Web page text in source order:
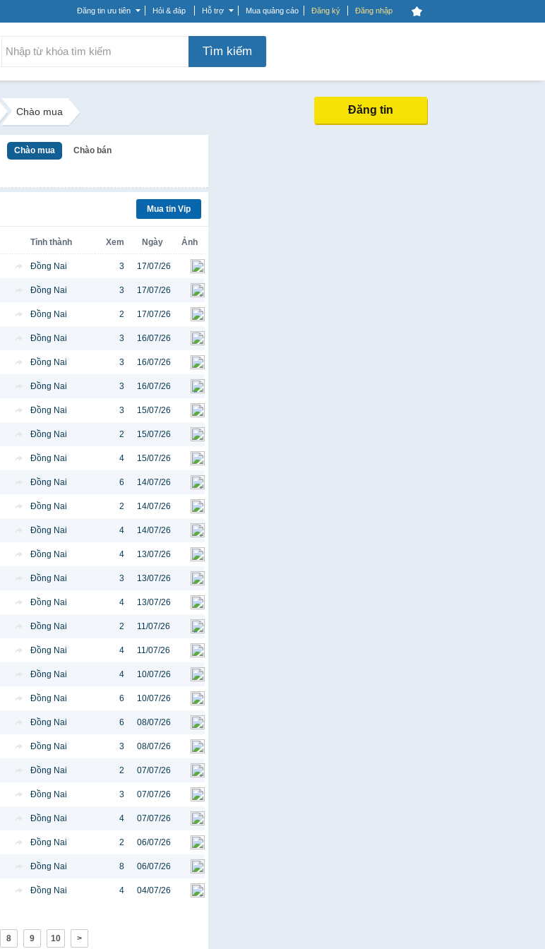
Đăng tin ưu tiên Hỏi & đáp Hỗ trợ Mua quảng cáo Đăng ký Đăng nhập
Tìm kiếm
Chào mua Đăng tin
Chào mua Chào bán
Mua tin Vip
Tỉnh thành Xem Ngày Ảnh
Đồng Nai 3 17/07/26
Đồng Nai 3 17/07/26
Đồng Nai 2 17/07/26
Đồng Nai 3 16/07/26
Đồng Nai 3 16/07/26
Đồng Nai 3 16/07/26
Đồng Nai 3 15/07/26
Đồng Nai 2 15/07/26
Đồng Nai 4 15/07/26
Đồng Nai 6 14/07/26
Đồng Nai 2 14/07/26
Đồng Nai 4 14/07/26
Đồng Nai 4 13/07/26
Đồng Nai 3 13/07/26
Đồng Nai 4 13/07/26
Đồng Nai 2 11/07/26
Đồng Nai 4 11/07/26
Đồng Nai 4 10/07/26
Đồng Nai 6 10/07/26
Đồng Nai 6 08/07/26
Đồng Nai 3 08/07/26
Đồng Nai 2 07/07/26
Đồng Nai 3 07/07/26
Đồng Nai 4 07/07/26
Đồng Nai 2 06/07/26
Đồng Nai 8 06/07/26
Đồng Nai 4 04/07/26
8 9 10 >